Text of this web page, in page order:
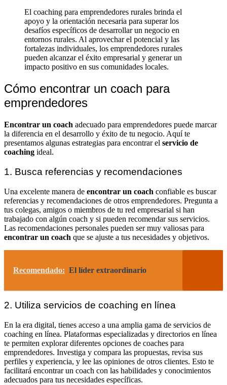
El coaching para emprendedores rurales brinda el
apoyo y la orientación necesaria para superar los
desafíos específicos de desarrollar un negocio en
entornos rurales. Al aprovechar el potencial y las
fortalezas individuales, los emprendedores rurales
pueden alcanzar el éxito empresarial y generar un
impacto positivo en sus comunidades locales.
Cómo encontrar un coach para
emprendedores
Encontrar un coach adecuado para emprendedores puede marcar
la diferencia en el desarrollo y éxito de tu negocio. Aquí te
presentamos algunas estrategias para encontrar el servicio de
coaching ideal.
1. Busca referencias y recomendaciones
Una excelente manera de encontrar un coach confiable es buscar
referencias y recomendaciones de otros emprendedores. Pregunta a
tus colegas, amigos o miembros de tu red empresarial si han
trabajado con algún coach y si pueden recomendar sus servicios.
Las recomendaciones personales pueden ser muy valiosas para
encontrar un coach que se ajuste a tus necesidades y objetivos.
Recomendado: El líder extraordinario
2. Utiliza servicios de coaching en línea
En la era digital, tienes acceso a una amplia gama de servicios de
coaching en línea. Plataformas especializadas y directorios en línea
te permiten explorar diferentes opciones de coaches para
emprendedores. Investiga y compara las propuestas, revisa sus
perfiles y experiencia, y lee las opiniones de otros clientes. Esto te
facilitará encontrar un coach con las habilidades y conocimientos
adecuados para tus necesidades específicas.